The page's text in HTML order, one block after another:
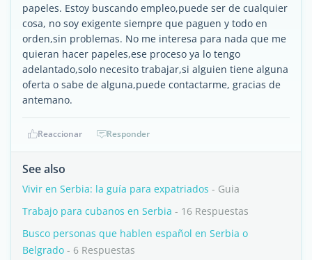
papeles. Estoy buscando empleo,puede ser de cualquier
cosa, no soy exigente siempre que paguen y todo en
orden,sin problemas. No me interesa para nada que me
quieran hacer papeles,ese proceso ya lo tengo
adelantado,solo necesito trabajar,si alguien tiene alguna
oferta o sabe de alguna,puede contactarme, gracias de
antemano.
Reaccionar Responder
See also
Vivir en Serbia: la guía para expatriados - Guia
Trabajo para cubanos en Serbia - 16 Respuestas
Busco personas que hablen español en Serbia o
Belgrado - 6 Respuestas